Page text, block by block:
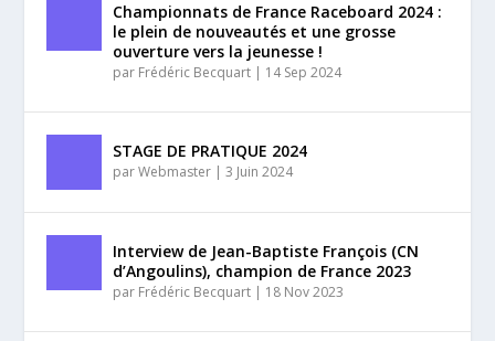
Championnats de France Raceboard 2024 :
le plein de nouveautés et une grosse
ouverture vers la jeunesse !
par Frédéric Becquart | 14 Sep 2024
STAGE DE PRATIQUE 2024
parWebmaster |3 Juin 2024
Interview de Jean-Baptiste François (CN
d’Angoulins), champion de France 2023
par Frédéric Becquart | 18 Nov 2023